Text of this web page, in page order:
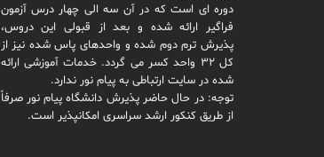
دوره ای است که در آن سه الی چهار درس آزمون
فراگیر ارائه شده و بعد از قبولی این دروس،
پذیرش ترم دوم شده و واحدهای پاس شده نیز از
کل 32 واحد کسر می گردد. خدمات آموزشی ارائه
شده در سایت ارتباطی به پیام نور ندارد.
توجه: در حال حاضر پذیرش دانشگاه پیام نور صرفاً
از طریق کنکور ارشد سراسری امکانپذیر است.